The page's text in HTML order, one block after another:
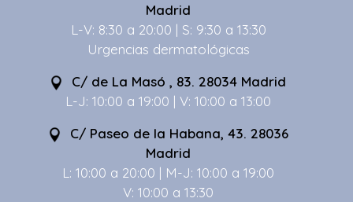
Madrid
L-V: 8:30 a 20:00 | S: 9:30 a 13:30
Urgencias dermatológicas
C/ de La Masó , 83. 28034 Madrid
L-J: 10:00 a 19:00 | V: 10:00 a 13:00
C/ Paseo de la Habana, 43. 28036
Madrid
L: 10:00 a 20:00 | M-J: 10:00 a 19:00
V: 10:00 a 13:30